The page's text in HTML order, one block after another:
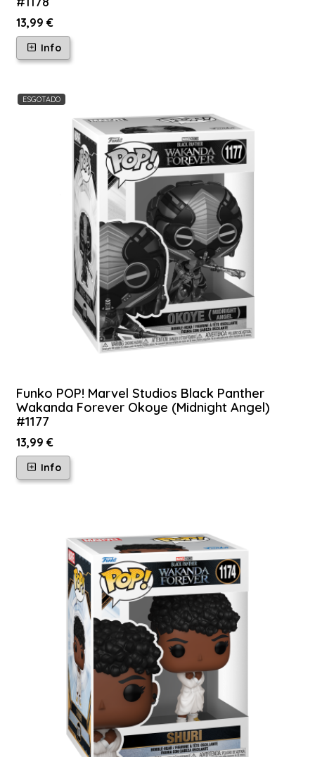
13,99 €
Info
ESGOTADO
Funko POP! Marvel Studios Black Panther
Wakanda Forever Okoye (Midnight Angel)
#1177
13,99 €
Info